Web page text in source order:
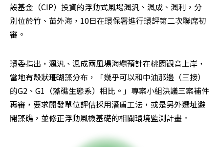
設基金（CIP）投資的浮動式風場渢汎、渢成、渢利，分
別位於竹、苗外海，10日在環保署進行環評第二次聯席初
審。
環委指出，渢汎、渢成兩風場海纜預計在桃園觀音上岸，
當地有殼狀珊瑚藻分布，「幾乎可以和中油那邊（三接）
的G2、G1（藻礁生態系）相比。」專案小組決議三案補件
再審，要求開發單位評估採用潛盾工法，或是另外選址避
開藻礁，並修正浮動風機基礎的相關環境監測計畫。